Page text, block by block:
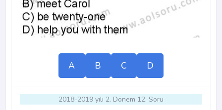
A B C D
2018-2019 yılı 2. Dönem 12. Soru